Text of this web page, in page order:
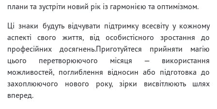
плани та зустріти новий рік із гармонією та оптимізмом.
Ці знаки будуть відчувати підтримку всесвіту у кожному
аспекті свого життя, від особистісного зростання до
професійних досягнень.Приготуйтеся прийняти магію
цього перетворюючого місяця — використання
можливостей, поглиблення відносин або підготовка до
захоплюючого нового року, зірки висвітлюють шлях
вперед.